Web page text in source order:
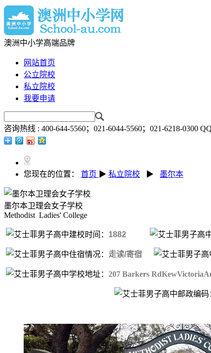
澳洲中小学高端品牌
网站首页
公立院校
私立院校
我要申请
咨询热线 : 400-644-5560；021-6044-5560；021-6218-0300
您现在的位置： 首页 ▶ 私立院校 ▶ 墨尔本
墨尔本卫理会女子学校
Methodist Ladies' College
建校时间： 1882
住宿情况： 走读/寄宿
学校地址： 207 Barkers
邮政编码